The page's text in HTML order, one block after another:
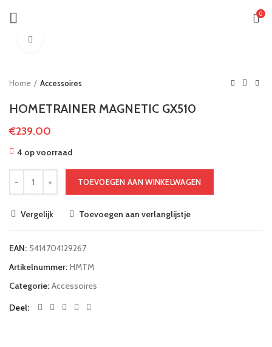
0
Home Accessoires
HOMETRAINER MAGNETIC GX510
€239.00
4 op voorraad
TOEVOEGEN AAN WINKELWAGEN
Vergelijk Toevoegen aan verlanglijstje
EAN: 5414704129267
Artikelnummer: HMTM
Categorie: Accessoires
Deel